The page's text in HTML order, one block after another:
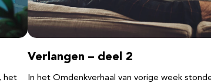
het
Verlangen – deel 2
In het Omdenkverhaal van vorige week